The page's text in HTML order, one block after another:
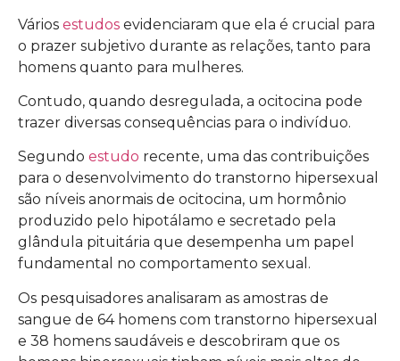
Vários estudos evidenciaram que ela é crucial para
o prazer subjetivo durante as relações, tanto para
homens quanto para mulheres.
Contudo, quando desregulada, a ocitocina pode
trazer diversas consequências para o indivíduo.
Segundo estudo recente, uma das contribuições
para o desenvolvimento do transtorno hipersexual
são níveis anormais de ocitocina, um hormônio
produzido pelo hipotálamo e secretado pela
glândula pituitária que desempenha um papel
fundamental no comportamento sexual.
Os pesquisadores analisaram as amostras de
sangue de 64 homens com transtorno hipersexual
e 38 homens saudáveis e descobriram que os